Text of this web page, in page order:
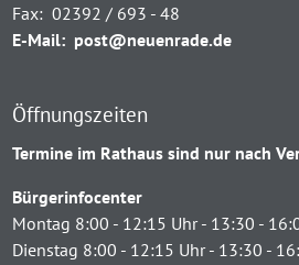
Fax: 02392 / 693 - 48
E-Mail: post@neuenrade.de
Öffnungszeiten
Termine im Rathaus sind nur nach
Bürgerinfocenter
Montag 8:00 - 12:15 Uhr - 13:30 -
Dienstag 8:00 - 12:15 Uhr - 13:30 -